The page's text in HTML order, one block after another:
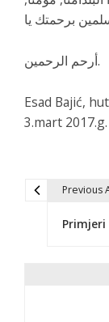
برحمتك يا
أرحم الرحمين.
Esad Bajić,
3.mart 2017.g.
Previous
Primjeri